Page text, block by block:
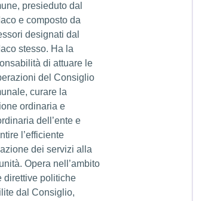
presieduto dal
e composto da
designati dal
stesso. Ha la
di attuare le
del Consiglio
curare la
ordinaria e
dell’ente e
l’efficiente
dei servizi alla
Opera nell’ambito
direttive politiche
dal Consiglio,